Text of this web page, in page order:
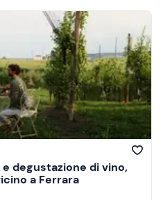
degustazione di vino,
a Ferrara